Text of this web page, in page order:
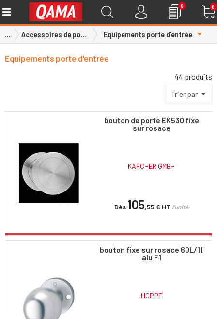
0 0
... Accessoires de portes Equipements porte d'entrée
Equipements porte d'entrée
44 produits
Trier par
bouton de porte EK530 fixe
sur rosace
KARCHER GMBH
Dès 105,55 € HT l'unité
bouton fixe sur rosace 60L/11
alu F1
HOPPE